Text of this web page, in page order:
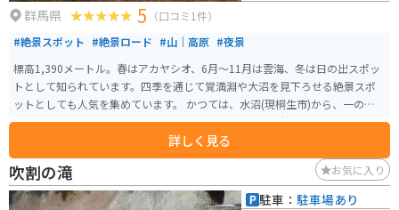
群馬県 5 （口コミ1件）
#絶景スポット #絶景ロード #山｜高原 #夜景
標高1,390メートル。春はアカヤシオ、6月～11月は雲海、冬は日の出スポッ
トとして知られています。四季を通じて覚満淵や大沼を見下ろせる絶景スポ
ットとしても人気を集めています。 かつては、水沼(現桐生市)から、一の鳥
居、二の鳥居を経て、利平茶屋、そして鳥居峠へたどり着く赤城山登拝の道
があり、昭和30年代には利平茶屋と鳥居峠を結ぶ地上ケーブルカーが運行し
ていました（現在は廃線）。 運が良ければ、朝焼けでピンクに染まる雲海
や、東京スカイツリーや筑波山などを眺めることもできます。
詳しく見る
吹割の滝 お気に入り
駐車： 駐車場あり